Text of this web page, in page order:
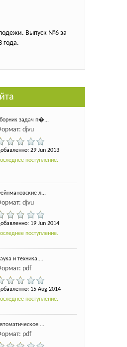
Выпуск №6 за
года.
задач п�...
djvu
29 Jun 2013
поступление.
л...
djvu
19 Jun 2014
поступление.
и техника....
pdf
15 Aug 2014
поступление.
...
pdf